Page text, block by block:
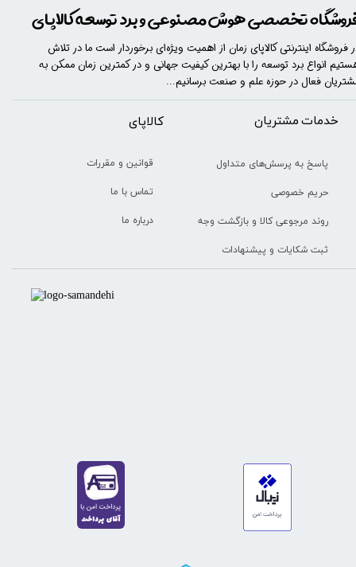
خدمات مشتریان
پاسخ به پرسش‌های متداول
حریم خصوصی
روند مرجوعی کالا و بازگشت وجه
ثبت شکایات و پیشنهادات
​​کالاپای
قوانین و مقررات
تماس با ما
درباره ما
تخصصی هوش مصنوعی و برد توسعه کالاپای
فروشگاه اینترنتی کالاپای زمان از اهمیت ویژه‌ای برخوردار است ما در تلاش
انواع برد توسعه را با​​​ بهترین کیفیت جهانی و در کمترین زمان ممکن به
فعال در حوزه علم و صنعت برسانیم...